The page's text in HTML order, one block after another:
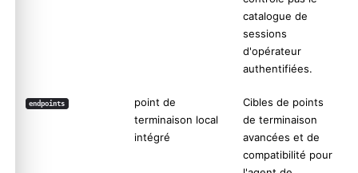
catalogue de
sessions
d'opérateur
authentifiées.
endpoints
point de
terminaison local
intégré
Cibles de points
de terminaison
avancées et de
compatibilité pour